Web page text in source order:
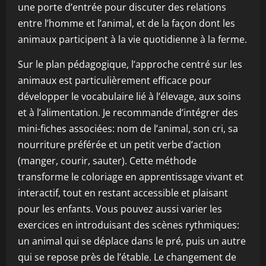
une porte d’entrée pour discuter des relations
entre l’homme et l’animal, et de la façon dont les
animaux participent à la vie quotidienne à la ferme.
Sur le plan pédagogique, l’approche centré sur les
animaux est particulièrement efficace pour
développer le vocabulaire lié à l’élevage, aux soins
et à l’alimentation. Je recommande d’intégrer des
mini-fiches associées: nom de l’animal, son cri, sa
nourriture préférée et un petit verbe d’action
(manger, courir, sauter). Cette méthode
transforme le coloriage en apprentissage vivant et
interactif, tout en restant accessible et plaisant
pour les enfants. Vous pouvez aussi varier les
exercices en introduisant des scènes rythmiques:
un animal qui se déplace dans le pré, puis un autre
qui se repose près de l’étable. Le changement de